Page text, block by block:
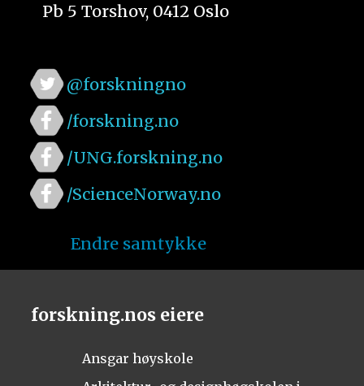
Pb 5 Torshov, 0412 Oslo
@forskningno
/forskning.no
/UNG.forskning.no
/ScienceNorway.no
Endre samtykke
forskning.nos eiere
Ansgar høyskole